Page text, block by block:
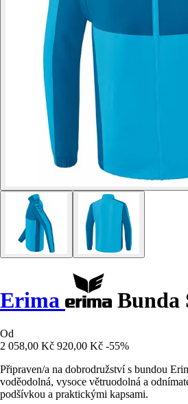
Erima Bunda
Od
2 058,00 Kč 920,00 Kč -55%
Připraven/a na dobrodružství s bundou
voděodolná, vysoce větruodolná a
podšívkou a praktickými kapsami.